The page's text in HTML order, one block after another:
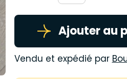
Ajouter au
Vendu et expédié par